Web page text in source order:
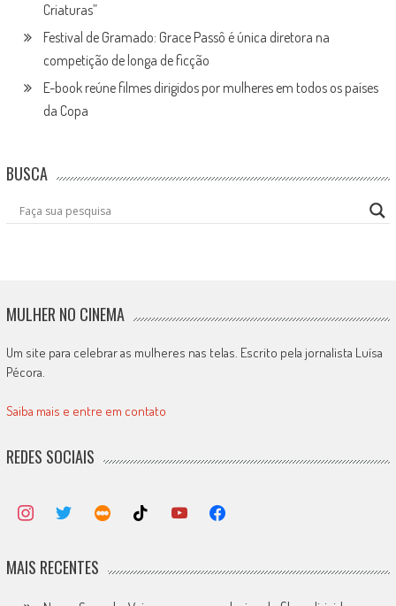
Criaturas”
Festival de Gramado: Grace Passô é única diretora na
competição de longa de ficção
E-book reúne filmes dirigidos por mulheres em todos os países
da Copa
BUSCA
MULHER NO CINEMA
Um site para celebrar as mulheres nas telas. Escrito pela jornalista Luísa
Pécora.
Saiba mais e entre em contato
REDES SOCIAIS
MAIS RECENTES